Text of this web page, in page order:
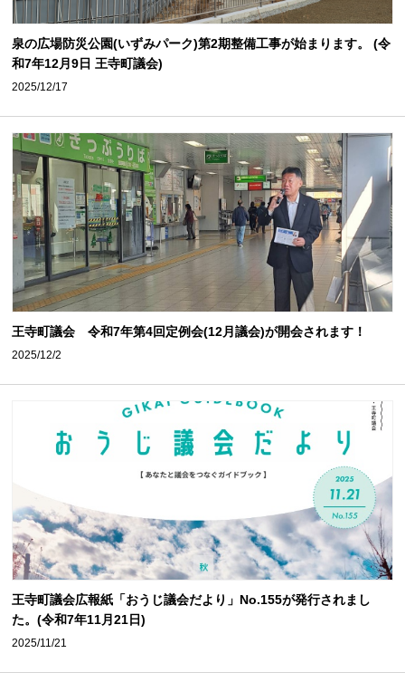
泉の広場防災公園(いずみパーク)第2期整備工事が始まります。 (令
和7年12月9日 王寺町議会)
2025/12/17
王寺町議会 令和7年第4回定例会(12月議会)が開会されます！
2025/12/2
王寺町議会広報紙「おうじ議会だより」No.155が発行されまし
た。(令和7年11月21日)
2025/11/21